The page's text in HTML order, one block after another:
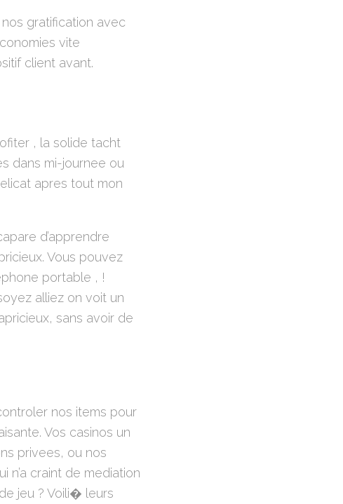
gratification avec
vite
client avant.
, la solide tacht
dans mi-journee ou
apres tout mon
d’apprendre
Vous pouvez
portable , !
alliez on voit un
sans avoir de
nos items pour
Vos casinos un
privees, ou nos
n’a craint de mediation
jeu ? Voili� leurs